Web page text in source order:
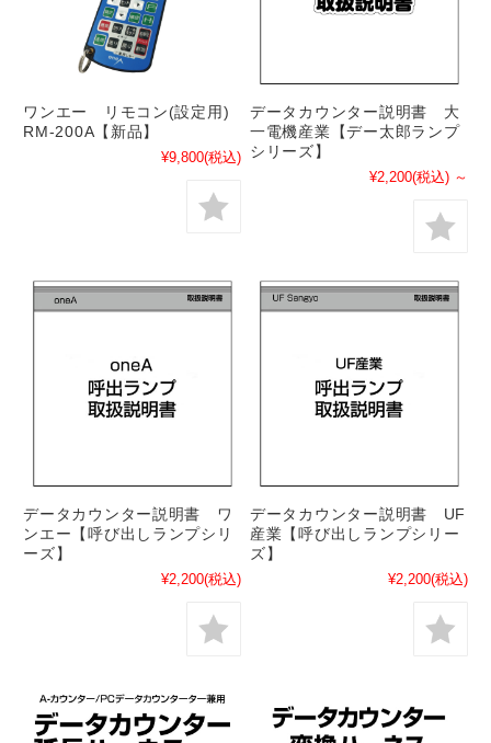
ワンエー リモコン(設定用)
RM-200A【新品】
¥9,800(税込)
データカウンター説明書 大
一電機産業【デー太郎ランプ
シリーズ】
¥2,200(税込) ～
データカウンター説明書 ワ
ンエー【呼び出しランプシリ
ーズ】
¥2,200(税込)
データカウンター説明書 UF
産業【呼び出しランプシリー
ズ】
¥2,200(税込)